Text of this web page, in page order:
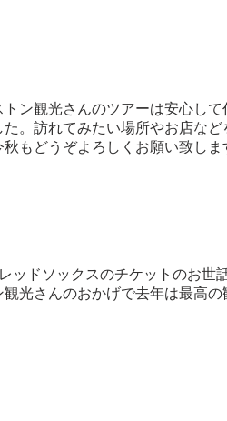
ン観光さんのツアーは安心し
。 訪れてみたい場所やお店な
もどうぞよろしくお願い致しま
ッドソックスのチケットのお世
光さんのおかげで去年は最高の